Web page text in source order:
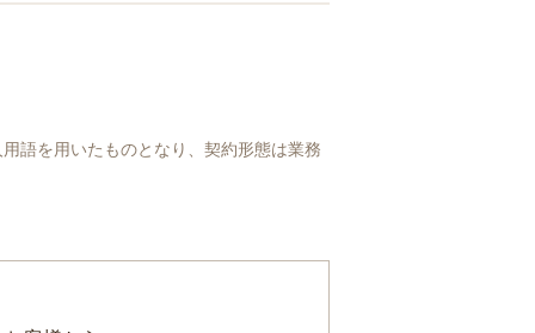
語を用いたものとなり、契約形態は業務